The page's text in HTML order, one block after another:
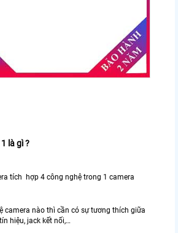
là gì ?
tích hợp 4 công nghệ trong 1 camera
camera nào thì cần có sự tương thích giữa
hiệu, jack kết nối,…